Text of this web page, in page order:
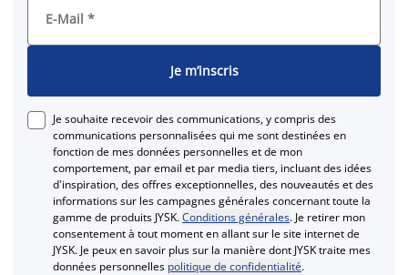
E-Mail *
Je m’inscris
Je souhaite recevoir des communications, y compris des
communications personnalisées qui me sont destinées en
fonction de mes données personnelles et de mon
comportement, par email et par media tiers, incluant des idées
d'inspiration, des offres exceptionnelles, des nouveautés et des
informations sur les campagnes générales concernant toute la
gamme de produits JYSK.Conditions générales. Je retirer mon
consentement à tout moment en allant sur le site internet de
JYSK. Je peux en savoir plus sur la manière dont JYSK traite mes
données personnelles politique de confidentialité.